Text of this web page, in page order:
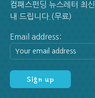
컴패스펀딩 뉴스레터 최
내 드립니다.(무료)
Email address: